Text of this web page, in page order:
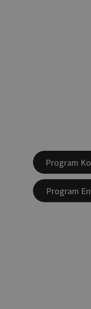
Program Ko
Program En